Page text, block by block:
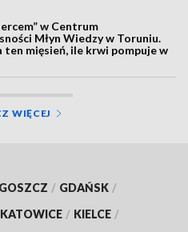
w Centrum
Młyn Wiedzy w Toruniu.
ten mięsień, ile krwi pompuje w
WIĘCEJ
/ GDAŃSK /
KATOWICE / KIELCE /